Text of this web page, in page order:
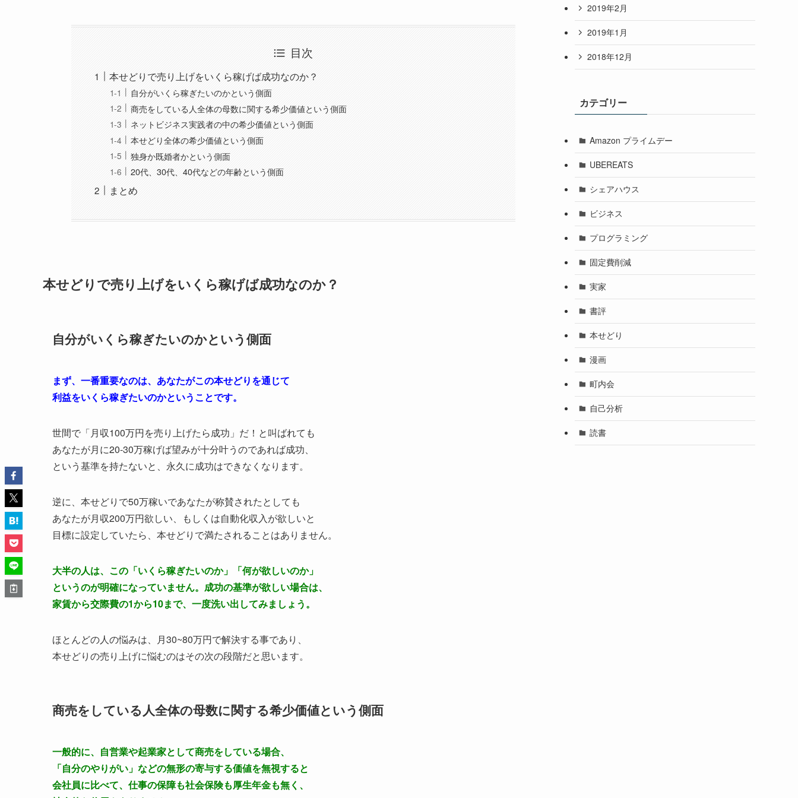
目次
本せどりで売り上げをいくら稼げば成功なのか？
自分がいくら稼ぎたいのかという側面
商売をしている人全体の母数に関する希少価値という側面
ネットビジネス実践者の中の希少価値という側面
本せどり全体の希少価値という側面
独身か既婚者かという側面
20代、30代、40代などの年齢という側面
まとめ
本せどりで売り上げをいくら稼げば成功なのか？
自分がいくら稼ぎたいのかという側面
まず、一番重要なのは、あなたがこの本せどりを通じて
利益をいくら稼ぎたいのかということです。
世間で「月収100万円を売り上げたら成功」だ！と叫ばれても
あなたが月に20-30万稼げば望みが十分叶うのであれば成功、
という基準を持たないと、永久に成功はできなくなります。
逆に、本せどりで50万稼いであなたが称賛されたとしても
あなたが月収200万円欲しい、もしくは自動化収入が欲しいと
目標に設定していたら、本せどりで満たされることはありません。
大半の人は、この「いくら稼ぎたいのか」「何が欲しいのか」
というのが明確になっていません。成功の基準が欲しい場合は、
家賃から交際費の1から10まで、一度洗い出してみましょう。
ほとんどの人の悩みは、月30~80万円で解決する事であり、
本せどりの売り上げに悩むのはその次の段階だと思います。
商売をしている人全体の母数に関する希少価値という側面
一般的に、自営業や起業家として商売をしている場合、
「自分のやりがい」などの無形の寄与する価値を無視すると
会社員に比べて、仕事の保障も社会保険も厚生年金も無く、
2019年2月
2019年1月
2018年12月
カテゴリー
Amazon プライムデー
UBEREATS
シェアハウス
ビジネス
プログラミング
固定費削減
実家
書評
本せどり
漫画
町内会
自己分析
読書